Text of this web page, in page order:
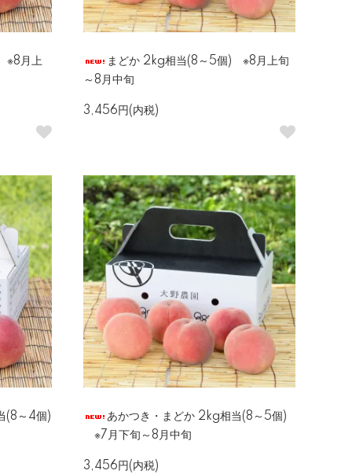
※8月上
まどか 2kg相当(8～5個) ※8月上旬
～8月中旬
3,456円(内税)
(8～4個)
あかつき・まどか 2kg相当(8～5個)
※7月下旬～8月中旬
3,456円(内税)